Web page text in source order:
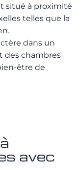
situé à proximité
telles que la
dans un
des chambres
être de
avec